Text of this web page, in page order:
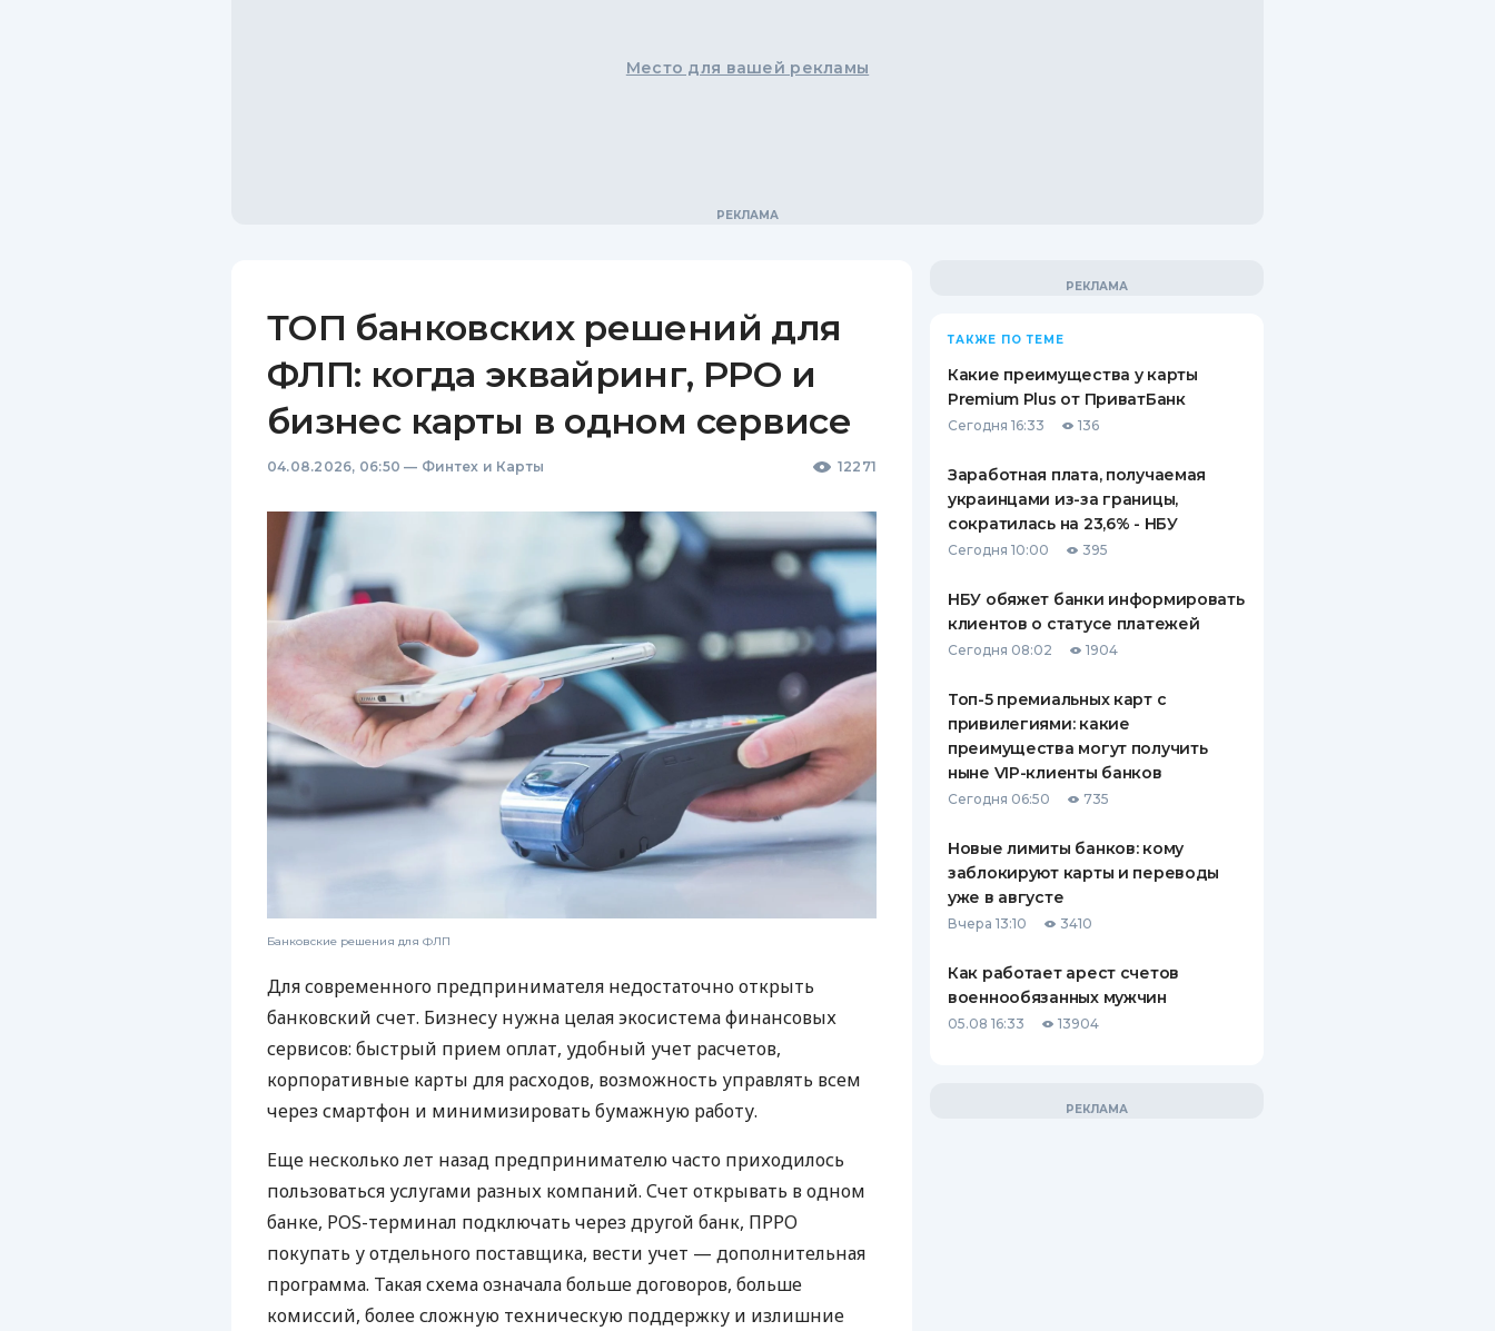
Место для вашей рекламы
ТОП банковских решений для
ФЛП: когда эквайринг, РРО и
бизнес карты в одном сервисе
04.08.2026, 06:50 — Финтех и Карты 12271
Банковские решения для ФЛП
Для современного предпринимателя недостаточно открыть
банковский счет. Бизнесу нужна целая экосистема финансовых
сервисов: быстрый прием оплат, удобный учет расчетов,
корпоративные карты для расходов, возможность управлять всем
через смартфон и минимизировать бумажную работу.
Еще несколько лет назад предпринимателю часто приходилось
пользоваться услугами разных компаний. Счет открывать в одном
банке, POS-терминал подключать через другой банк, ПРРО
покупать у отдельного поставщика, вести учет — дополнительная
программа. Такая схема означала больше договоров, больше
комиссий, более сложную техническую поддержку и излишние
ТАКЖЕ ПО ТЕМЕ
Какие преимущества у карты
Premium Plus от ПриватБанк
Сегодня 16:33 136
Заработная плата, получаемая
украинцами из-за границы,
сократилась на 23,6% - НБУ
Сегодня 10:00 395
НБУ обяжет банки информировать
клиентов о статусе платежей
Сегодня 08:02 1904
Топ-5 премиальных карт с
привилегиями: какие
преимущества могут получить
ныне VIP-клиенты банков
Сегодня 06:50 735
Новые лимиты банков: кому
заблокируют карты и переводы
уже в августе
Вчера 13:10 3410
Как работает арест счетов
военнообязанных мужчин
05.08 16:33 13904